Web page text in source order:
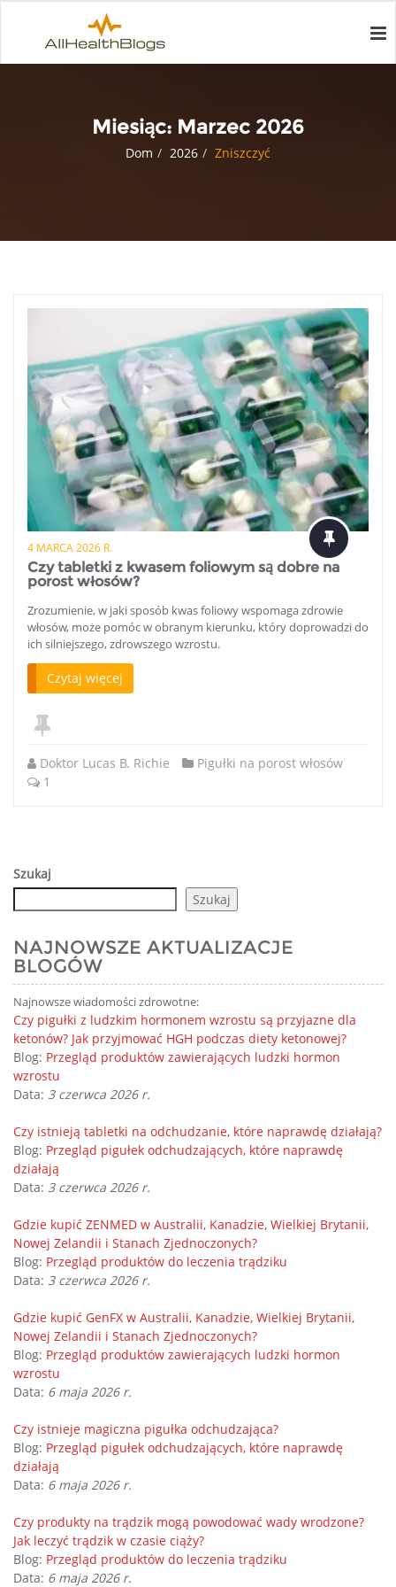
Miesiąc: Marzec 2026
Dom 2026 Zniszczyć
4 MARCA 2026 R.
Czy tabletki z kwasem foliowym są dobre na
porost włosów?
Zrozumienie, w jaki sposób kwas foliowy wspomaga zdrowie
włosów, może pomóc w obranym kierunku, który doprowadzi do
ich silniejszego, zdrowszego wzrostu.
Czytaj więcej
Doktor Lucas B. Richie
Pigułki na porost włosów
1
Szukaj
Szukaj
NAJNOWSZE AKTUALIZACJE
BLOGÓW
Najnowsze wiadomości zdrowotne:
Czy pigułki z ludzkim hormonem wzrostu są przyjazne dla
ketonów? Jak przyjmować HGH podczas diety ketonowej?
Blog: Przegląd produktów zawierających ludzki hormon
wzrostu
Data: 3 czerwca 2026 r.
Czy istnieją tabletki na odchudzanie, które naprawdę działają?
Blog: Przegląd pigułek odchudzających, które naprawdę
działają
Data: 3 czerwca 2026 r.
Gdzie kupić ZENMED w Australii, Kanadzie, Wielkiej Brytanii,
Nowej Zelandii i Stanach Zjednoczonych?
Blog: Przegląd produktów do leczenia trądziku
Data: 3 czerwca 2026 r.
Gdzie kupić GenFX w Australii, Kanadzie, Wielkiej Brytanii,
Nowej Zelandii i Stanach Zjednoczonych?
Blog: Przegląd produktów zawierających ludzki hormon
wzrostu
Data: 6 maja 2026 r.
Czy istnieje magiczna pigułka odchudzająca?
Blog: Przegląd pigułek odchudzających, które naprawdę
działają
Data: 6 maja 2026 r.
Czy produkty na trądzik mogą powodować wady wrodzone?
Jak leczyć trądzik w czasie ciąży?
Blog: Przegląd produktów do leczenia trądziku
Data: 6 maja 2026 r.